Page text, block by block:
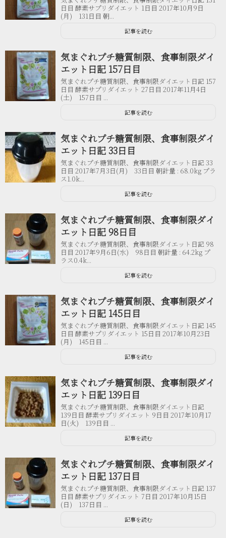
日目 酵素サプリダイエット 1日目 2017年10月9日
(月) 131日目 朝...
記事を読む
気まぐれプチ糖質制限、食事制限ダイ
エット日記 157日目
気まぐれプチ糖質制限、食事制限ダイエット日記 157
日目 酵素サプリダイエット 27日目 2017年11月4日
(土) 157日目 ...
記事を読む
気まぐれプチ糖質制限、食事制限ダイ
エット日記 33日目
気まぐれプチ糖質制限、食事制限ダイエット日記 33
日目 2017年7月3日(月) 33日目 朝計量 : 68.0kg プラ
ス1.0k...
記事を読む
気まぐれプチ糖質制限、食事制限ダイ
エット日記 98日目
気まぐれプチ糖質制限、食事制限ダイエット日記 98
日目 2017年9月6日(水) 98日目 朝計量 : 64.2kg プ
ラス0.4k...
記事を読む
気まぐれプチ糖質制限、食事制限ダイ
エット日記 145日目
気まぐれプチ糖質制限、食事制限ダイエット日記 145
日目 酵素サプリダイエット 15日目 2017年10月23日
(月) 145日目 ...
記事を読む
気まぐれプチ糖質制限、食事制限ダイ
エット日記 139日目
気まぐれプチ糖質制限、食事制限ダイエット日記
139日目 酵素サプリダイエット 9日目 2017年10月17
日(火) 139日目 ...
記事を読む
気まぐれプチ糖質制限、食事制限ダイ
エット日記 137日目
気まぐれプチ糖質制限、食事制限ダイエット日記 137
日目 酵素サプリダイエット 7日目 2017年10月15日
(日) 137日目 ...
記事を読む